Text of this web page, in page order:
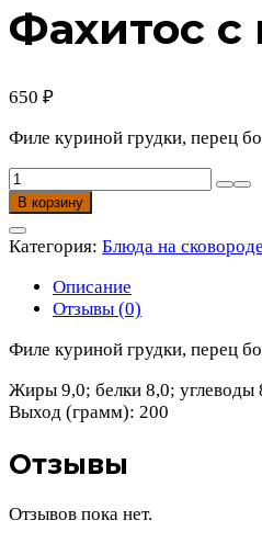
Фахитос с
650 ₽
Филе куриной грудки, перец
Количество
товара
Фахитос
с
В корзину
Категория: Блюда на сковороде
Описание
Отзывы (0)
Филе куриной грудки, перец
Жиры 9,0; белки 8,0; углеводы
Выход (грамм): 200
Отзывы
Отзывов пока нет.